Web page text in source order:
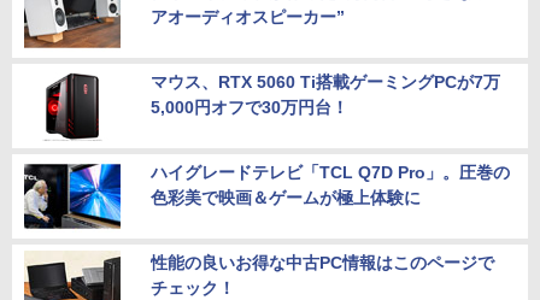
アオーディオスピーカー”
マウス、RTX 5060 Ti搭載ゲーミングPCが7万
5,000円オフで30万円台！
ハイグレードテレビ「TCL Q7D Pro」。圧巻の
色彩美で映画＆ゲームが極上体験に
性能の良いお得な中古PC情報はこのページで
チェック！